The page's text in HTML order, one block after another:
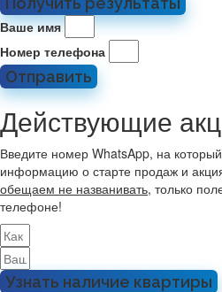
Ваше имя
Номер телефона
Отправить
Действующие
Введите номер WhatsApp, на
информацию о старте продаж и
обещаем не названивать, только
телефоне!
Узнать наличие квартиры